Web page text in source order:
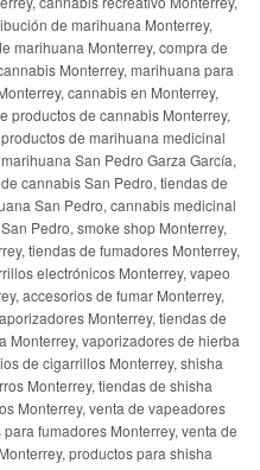
de marihuana Monterrey,
marihuana Monterrey, compra de
Monterrey, marihuana para
cannabis en Monterrey,
productos de cannabis Monterrey,
de marihuana medicinal
San Pedro Garza García,
cannabis San Pedro, tiendas de
San Pedro, cannabis medicinal
Pedro, smoke shop Monterrey,
tiendas de fumadores Monterrey,
electrónicos Monterrey, vapeo
accesorios de fumar Monterrey,
Monterrey, tiendas de
Monterrey, vaporizadores de hierba
de cigarrillos Monterrey, shisha
Monterrey, tiendas de shisha
Monterrey, venta de vapeadores
fumadores Monterrey, venta de
productos para shisha